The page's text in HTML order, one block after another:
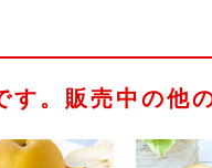
。販売中の他